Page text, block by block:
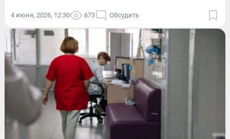
4 июня, 2026, 12:30 673 Обсудить